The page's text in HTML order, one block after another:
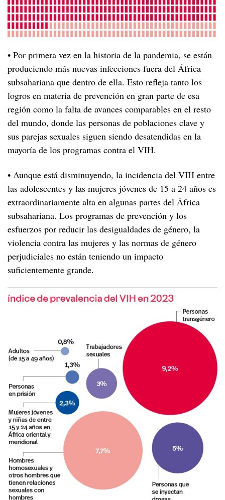
• Por primera vez en la historia de la pandemia, se están
produciendo más nuevas infecciones fuera del África
subsahariana que dentro de ella. Esto refleja tanto los
logros en materia de prevención en gran parte de esa
región como la falta de avances comparables en el resto
del mundo, donde las personas de poblaciones clave y
sus parejas sexuales siguen siendo desatendidas en la
mayoría de los programas contra el VIH.
• Aunque está disminuyendo, la incidencia del VIH entre
las adolescentes y las mujeres jóvenes de 15 a 24 años es
extraordinariamente alta en algunas partes del África
subsahariana. Los programas de prevención y los
esfuerzos por reducir las desigualdades de género, la
violencia contra las mujeres y las normas de género
perjudiciales no están teniendo un impacto
suficientemente grande.